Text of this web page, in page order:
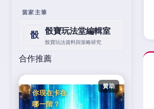
當家主筆
骰 骰寶玩法堂編輯室
骰寶玩法資料與策略研究
合作推薦
贊助
你現在卡在
哪一階？